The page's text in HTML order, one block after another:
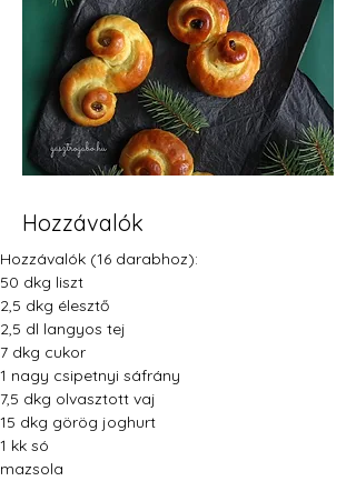
Hozzávalók
Hozzávalók (16 darabhoz):
50 dkg liszt
2,5 dkg élesztő
2,5 dl langyos tej
7 dkg cukor
1 nagy csipetnyi sáfrány
7,5 dkg olvasztott vaj
15 dkg görög joghurt
1 kk só
mazsola